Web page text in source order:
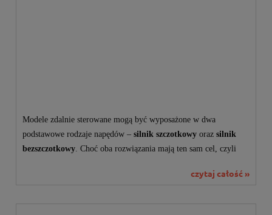
Modele zdalnie sterowane mogą być wyposażone w dwa
podstawowe rodzaje napędów – silnik szczotkowy oraz silnik
bezszczotkowy. Choć oba rozwiązania mają ten sam cel, czyli
czytaj całość »